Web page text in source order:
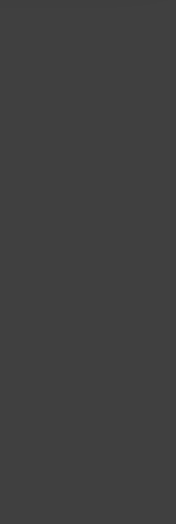
ads, to
our traffic.
of our site with
partners who